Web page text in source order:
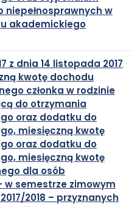
w
akademickiego
z dnia 14 listopada 2017
kwotę dochodu
członka w rodzinie
do otrzymania
oraz dodatku do
miesięczną kwotę
oraz dodatku do
miesięczną kwotę
dla osób
w semestrze zimowym
2018 – przyznanych